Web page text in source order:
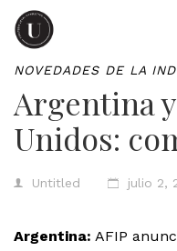
NOVEDADES DE LA
Argentina
Unidos:
Untitled julio 2,
Argentina: AFIP